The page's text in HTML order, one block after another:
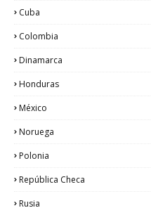
Cuba
Colombia
Dinamarca
Honduras
México
Noruega
Polonia
República Checa
Rusia